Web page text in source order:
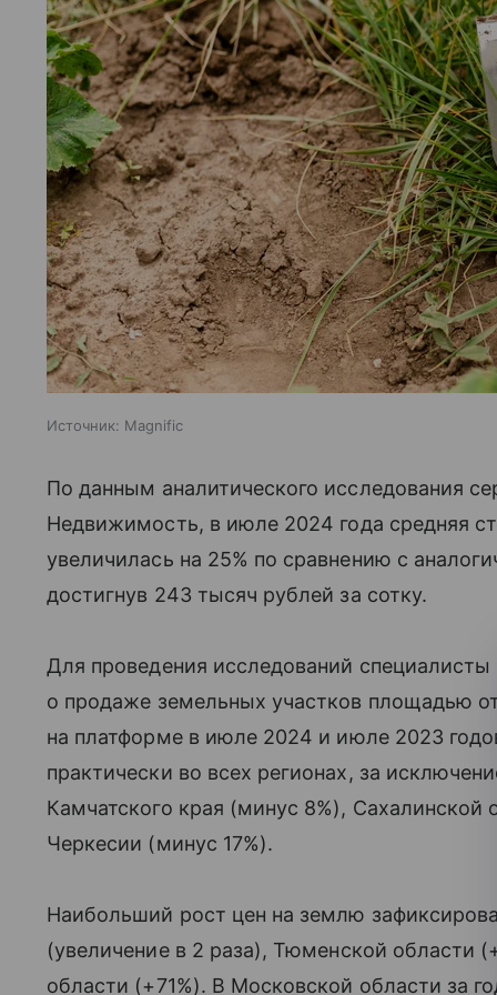
Источник: Magnific
По данным аналитического исследования
Недвижимость, в июле 2024 года средняя
увеличилась на 25% по сравнению с
достигнув 243 тысяч рублей за сотку.
Для проведения исследований специалисты
о продаже земельных участков площадью
на платформе в июле 2024 и июле 2023
практически во всех регионах, за
Камчатского края (минус 8%), Сахалинской
Черкесии (минус 17%).
Наибольший рост цен на землю
(увеличение в 2 раза), Тюменской области
области (+71%). В Московской области за